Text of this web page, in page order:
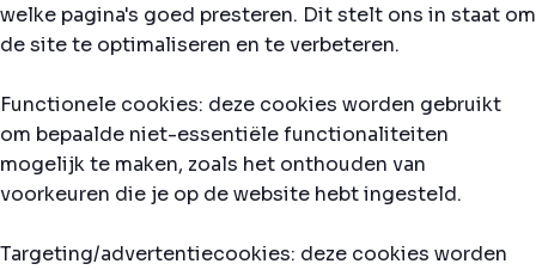
welke pagina's goed presteren. Dit stelt ons in staat om
de site te optimaliseren en te verbeteren.
Functionele cookies: deze cookies worden gebruikt
om bepaalde niet-essentiële functionaliteiten
mogelijk te maken, zoals het onthouden van
voorkeuren die je op de website hebt ingesteld.
Targeting/advertentiecookies: deze cookies worden